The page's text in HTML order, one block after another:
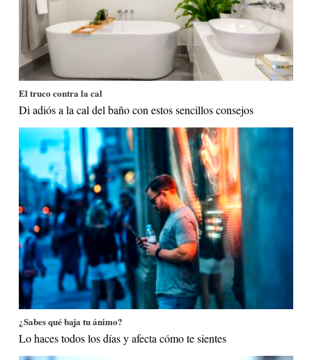
El truco contra la cal
Di adiós a la cal del baño con estos sencillos consejos
¿Sabes qué baja tu ánimo?
Lo haces todos los días y afecta cómo te sientes